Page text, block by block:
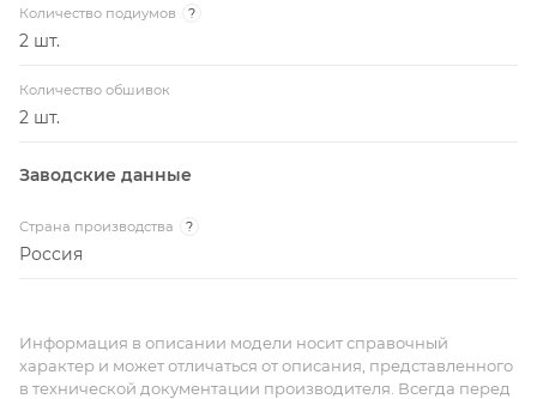
Количество подиумов ?
2 шт.
Количество обшивок
2 шт.
Заводские данные
Страна производства ?
Россия
Информация в описании модели носит справочный
характер и может отличаться от описания, представленного
в технической документации производителя. Всегда перед